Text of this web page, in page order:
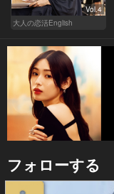
Vol.4
大人の恋活English
フォローする